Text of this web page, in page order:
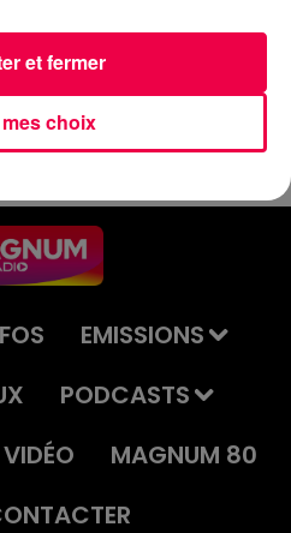
EMISSIONS
PODCASTS
MAGNUM 80
choix
et fermer